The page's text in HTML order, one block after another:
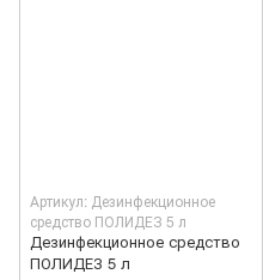
Артикул: Дезинфекционное
средство ПОЛИДЕЗ 5 л
Дезинфекционное средство
ПОЛИДЕЗ 5 л